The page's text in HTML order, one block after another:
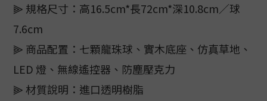
⫸ 規格尺寸：高16.5cm*長72cm*深10.8cm／球
7.6cm
⫸ 商品配置：七顆龍珠球、實木底座、仿真草地、
LED 燈、無線遙控器、防塵壓克力
⫸ 材質說明：進口透明樹脂